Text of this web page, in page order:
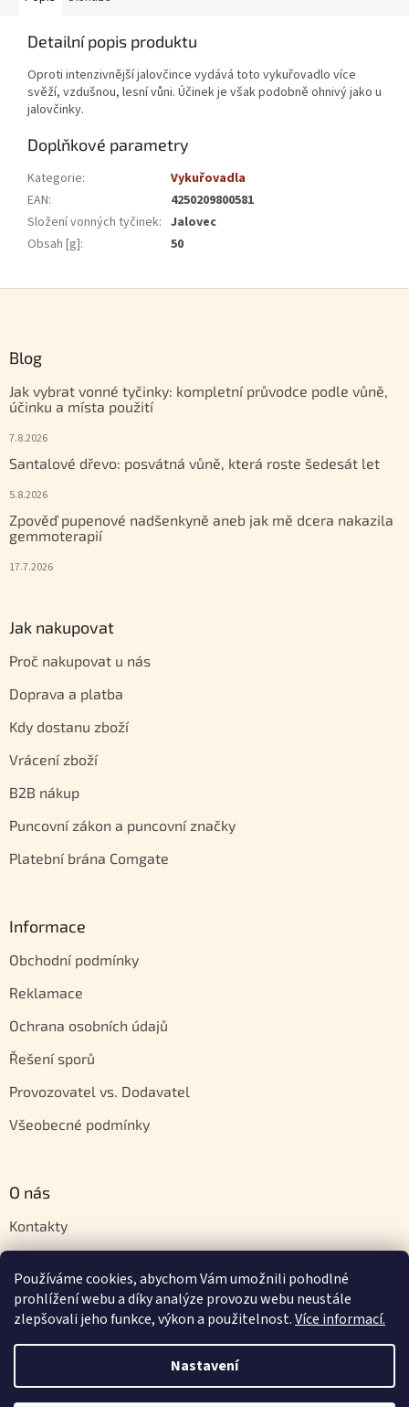
Používáme cookies, abychom Vám umožnili pohodlné
prohlížení webu a díky analýze provozu webu neustále
zlepšovali jeho funkce, výkon a použitelnost.Více informací.
Nastavení
Detailní popis produktu
Oproti intenzivnější jalovčince vydává toto vykuřovadlo více
svěží, vzdušnou, lesní vůni. Účinek je však podobně ohnivý jako u
jalovčinky.
Doplňkové parametry
Kategorie:
Vykuřovadla
EAN:
4250209800581
Složení vonných tyčinek: Jalovec
Obsah [g]: 50
Blog
Jak vybrat vonné tyčinky: kompletní průvodce podle vůně,
účinku a místa použití
7.8.2026
Santalové dřevo: posvátná vůně, která roste šedesát let
5.8.2026
Zpověď pupenové nadšenkyně aneb jak mě dcera nakazila
gemmoterapií
17.7.2026
Jak nakupovat
Proč nakupovat u nás
Doprava a platba
Kdy dostanu zboží
Vrácení zboží
B2B nákup
Puncovní zákon a puncovní značky
Platební brána Comgate
Informace
Obchodní podmínky
Reklamace
Ochrana osobních údajů
Řešení sporů
Provozovatel vs. Dodavatel
Všeobecné podmínky
O nás
Kontakty
Napište nám
Vytvořil Shoptet